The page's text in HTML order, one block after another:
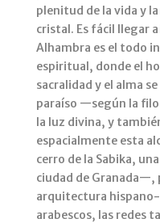
plenitud de la vida y
cristal. Es fácil llegar
Alhambra es el todo
espiritual, donde el
sacralidad y el alma
paraíso —según la
la luz divina, y
espacialmente esta
cerro de la Sabika,
ciudad de Granada—,
arquitectura
arabescos, las redes